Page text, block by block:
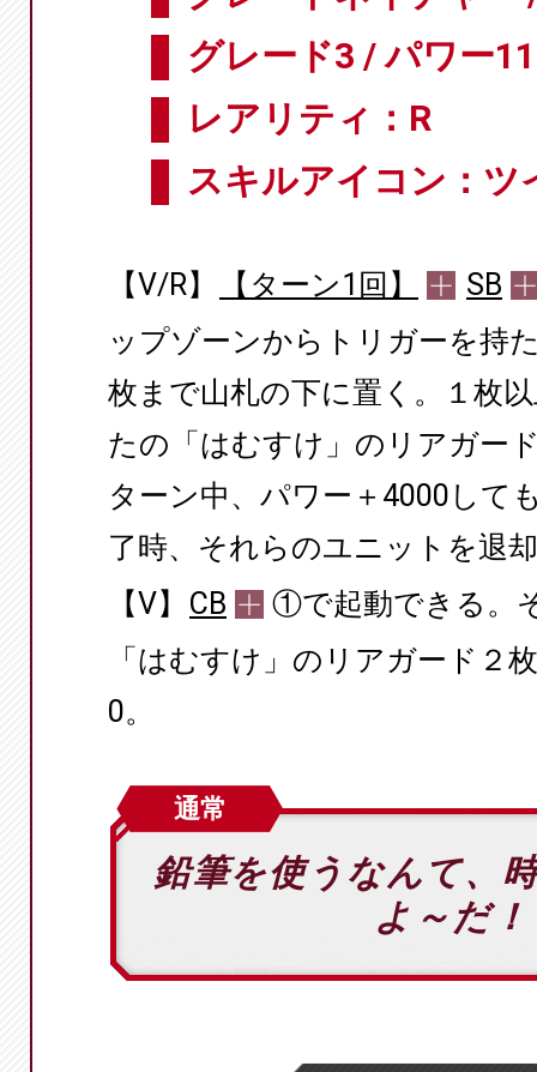
グレード3 / パワー
レアリティ：R
スキルアイコン：ツ
【V/R】 【ターン1回】
SB
ップゾーンからトリガーを持
枚まで山札の下に置く。１枚
たの「はむすけ」のリアガー
ターン中、パワー＋4000して
了時、それらのユニットを退
【V】
CB
①で起動できる。
「はむすけ」のリアガード２
0。
通常
鉛筆を使うなんて、
よ～だ！